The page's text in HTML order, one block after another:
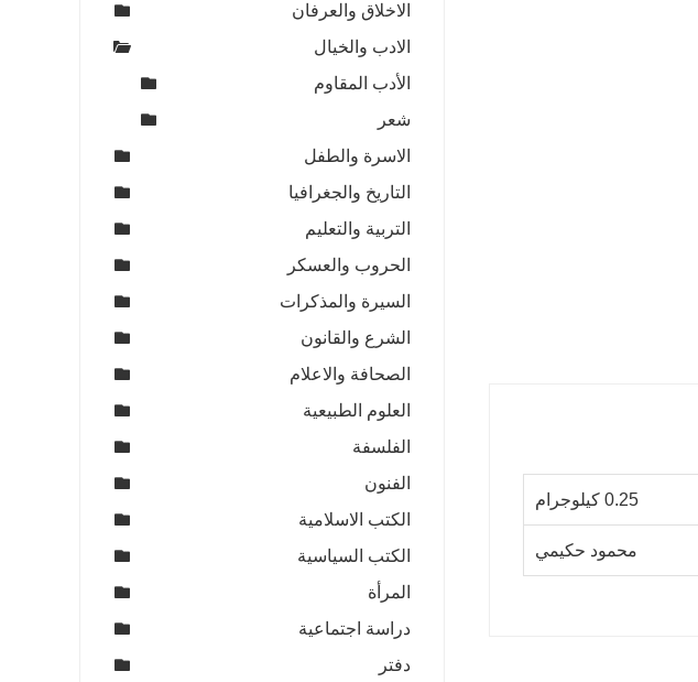
0.25 كيلوجرام
محمود حكيمي
الاخلاق والعرفان
الادب والخيال
الأدب المقاوم
شعر
الاسرة والطفل
التاريخ والجغرافيا
التربية والتعليم
الحروب والعسكر
السيرة والمذكرات
الشرع والقانون
الصحافة والاعلام
العلوم الطبيعية
الفلسفة
الفنون
الكتب الاسلامية
الكتب السياسية
المرأة
دراسة اجتماعية
دفتر